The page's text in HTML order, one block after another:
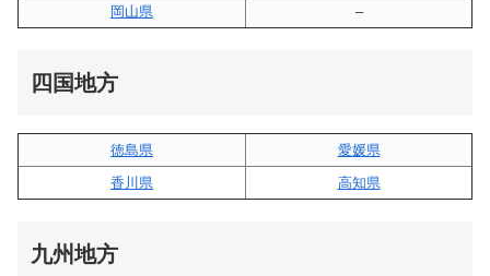
岡山県
–
四国地方
徳島県
愛媛県
香川県
高知県
九州地方